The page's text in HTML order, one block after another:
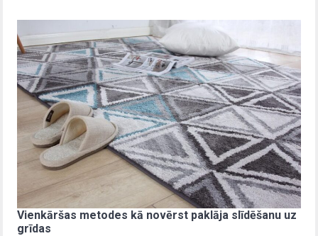
Vienkāršas metodes kā novērst paklāja slīdēšanu uz
grīdas